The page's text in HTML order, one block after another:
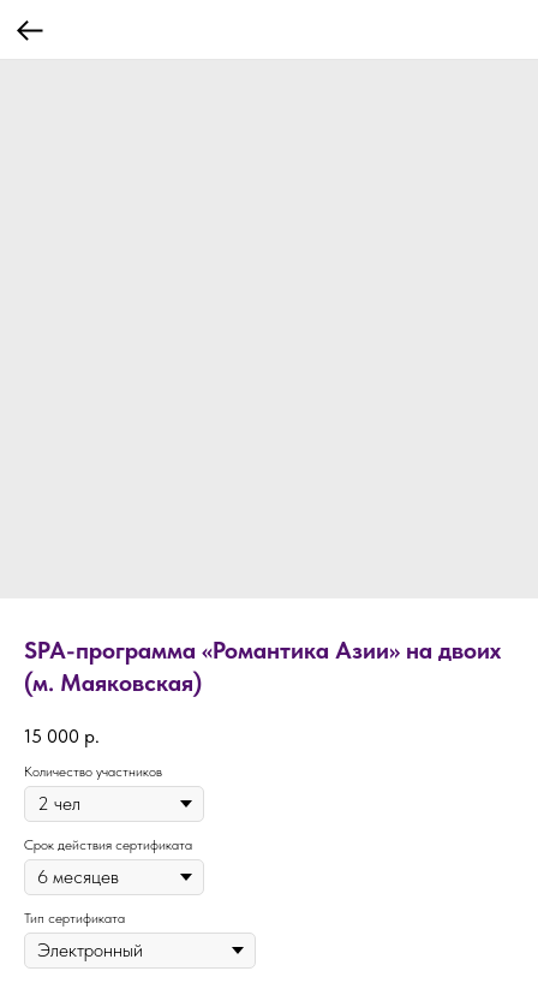
SPA-программа «Романтика Азии» на двоих
(м. Маяковская)
15 000 р.
Количество участников
Срок действия сертификата
Тип сертификата